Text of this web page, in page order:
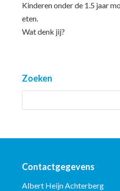
Kinderen onder de 1.5 jaar
eten.
Wat denk jij?
Zoeken
Contactgegevens
Albert Heijn Achterberg